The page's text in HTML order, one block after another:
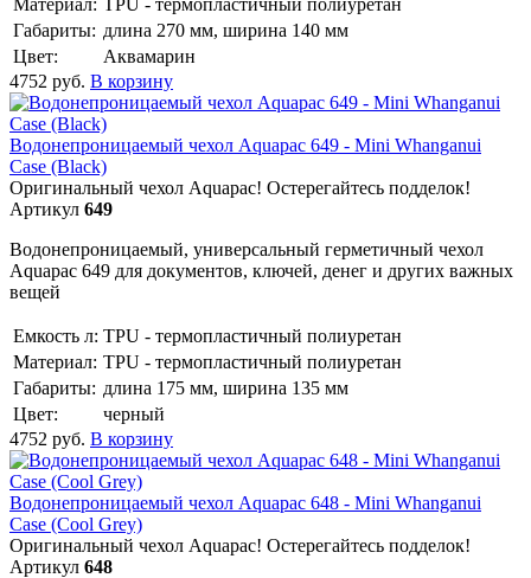
Материал:
TPU - термопластичный полиуретан
Габариты: длина 270 мм, ширина 140 мм
Цвет:
Аквамарин
4752 руб. В корзину
Водонепроницаемый чехол Aquapac 649 - Mini Whanganui
Case (Black)
Оригинальный чехол Aquapac! Остерегайтесь подделок!
Артикул 649
Водонепроницаемый, универсальный герметичный чехол
Aquapac 649 для документов, ключей, денег и других важных
вещей
Емкость л: TPU - термопластичный полиуретан
Материал: TPU - термопластичный полиуретан
Габариты: длина 175 мм, ширина 135 мм
Цвет:
черный
4752 руб. В корзину
Водонепроницаемый чехол Aquapac 648 - Mini Whanganui
Case (Cool Grey)
Оригинальный чехол Aquapac! Остерегайтесь подделок!
Артикул 648